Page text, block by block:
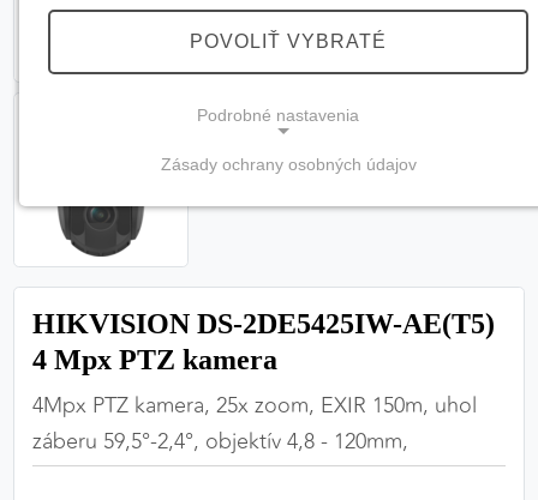
HIKVISION DS-2DE5425IW-AE(T5)
4 Mpx PTZ kamera
4Mpx PTZ kamera, 25x zoom, EXIR 150m, uhol
záberu 59,5°-2,4°, objektív 4,8 - 120mm,
POVOLIŤ VYBRATÉ
Podrobné nastavenia
(vždy aktívne, nemožno vypnúť)
Tieto cookies sú potrebné na správne fungovanie
zabezpečiť jej plnú funkčnosť.
Zásady ochrany osobných údajov